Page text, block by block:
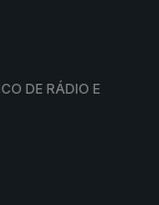
DE RÁDIO E